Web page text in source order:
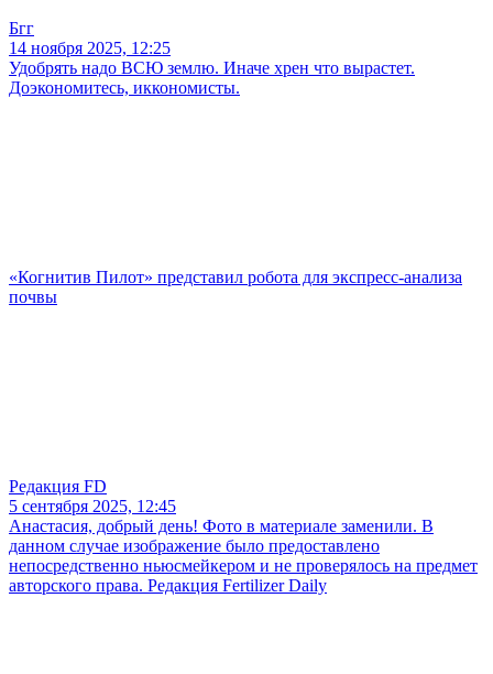
Бгг
14 ноября 2025, 12:25
Удобрять надо ВСЮ землю. Иначе хрен что вырастет.
Доэкономитесь, иккономисты.
«Когнитив Пилот» представил робота для экспресс-анализа
почвы
Редакция FD
5 сентября 2025, 12:45
Анастасия, добрый день! Фото в материале заменили. В
данном случае изображение было предоставлено
непосредственно ньюсмейкером и не проверялось на предмет
авторского права. Редакция Fertilizer Daily